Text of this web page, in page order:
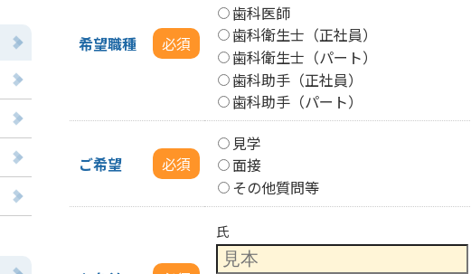
希望職種 必須
歯科医師
歯科衛生士（正社員）
歯科衛生士（パート）
歯科助手（正社員）
歯科助手（パート）
ご希望 必須
見学
面接
その他質問等
氏